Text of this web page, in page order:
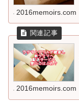
2016memoirs.com
2016memoirs.com